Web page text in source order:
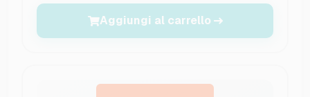
Aggiungi al carrello